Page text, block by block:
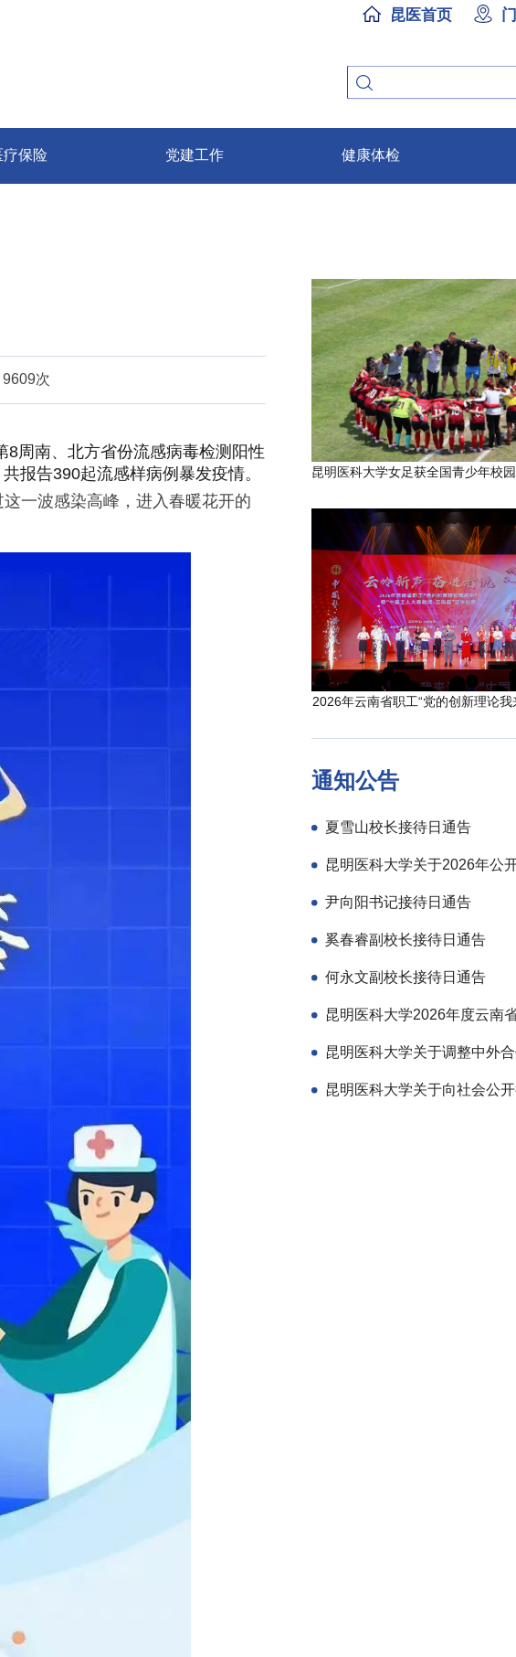
昆医首页
疗保险 党建工作 健康体检
次
周南、北方省份流感病毒检测阳性
报告390起流感样病例暴发疫情。
一波感染高峰，进入春暖花开的
2026年云南省职工“党的创新理论我
通知公告
夏雪山校长接待日通告
尹向阳书记接待日通告
奚春睿副校长接待日通告
何永文副校长接待日通告